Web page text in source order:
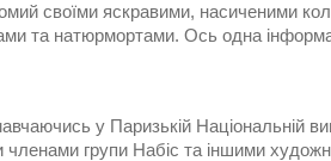
своїми яскравими, насиченими
та натюрмортами. Ось одна
у Паризькій Національній
групи Набіс та іншими